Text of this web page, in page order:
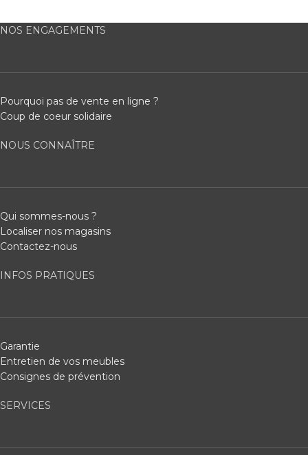
NOS ENGAGEMENTS
Pourquoi pas de vente en ligne ?
Coup de coeur solidaire
NOUS CONNAÎTRE
Qui sommes-nous ?
Localiser nos magasins
Contactez-nous
INFOS PRATIQUES
Garantie
Entretien de vos meubles
Consignes de prévention
SERVICES